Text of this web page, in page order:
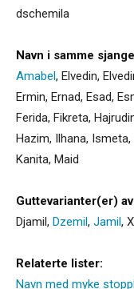
dschemila
Navn i samme
Amabel, Elvedin,
Ermin, Ernad, Esad,
Ferida, Fikreta,
Hazim, Ilhana, Ismeta,
Kanita, Maid
Guttevarianter(er)
Djamil, Dzemil, Jamil,
Relaterte lister:
Navn med myke